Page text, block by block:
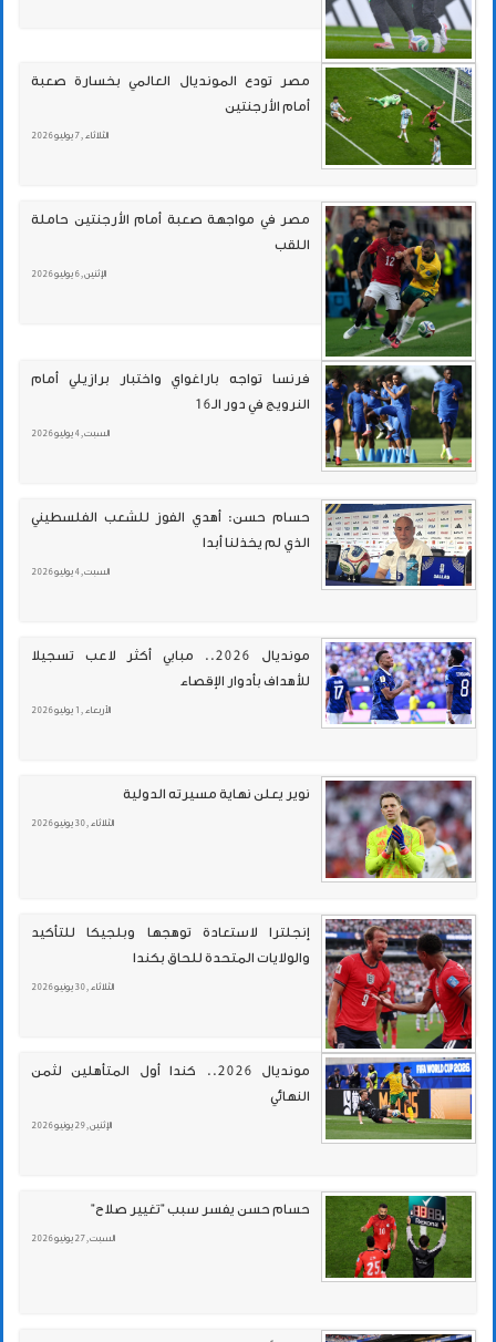
مصر تودع المونديال العالمي بخسارة صعبة
أمام الأرجنتين
الثلاثاء , 7 يوليو 2026
مصر في مواجهة صعبة أمام الأرجنتين حاملة
اللقب
الإثنين , 6 يوليو 2026
فرنسا تواجه باراغواي واختبار برازيلي أمام
النرويج في دور الـ16
السبت , 4 يوليو 2026
حسام حسن: أهدي الفوز للشعب الفلسطيني
الذي لم يخذلنا أبدا
السبت , 4 يوليو 2026
مونديال 2026.. مبابي أكثر لاعب تسجيلا
للأهداف بأدوار الإقصاء
الأربعاء , 1 يوليو 2026
نوير يعلن نهاية مسيرته الدولية
الثلاثاء , 30 يونيو 2026
إنجلترا لاستعادة توهجها وبلجيكا للتأكيد
والولايات المتحدة للحاق بكندا
الثلاثاء , 30 يونيو 2026
مونديال 2026.. كندا أول المتأهلين لثمن
النهائي
الإثنين , 29 يونيو 2026
حسام حسن يفسر سبب "تغيير صلاح"
السبت , 27 يونيو 2026